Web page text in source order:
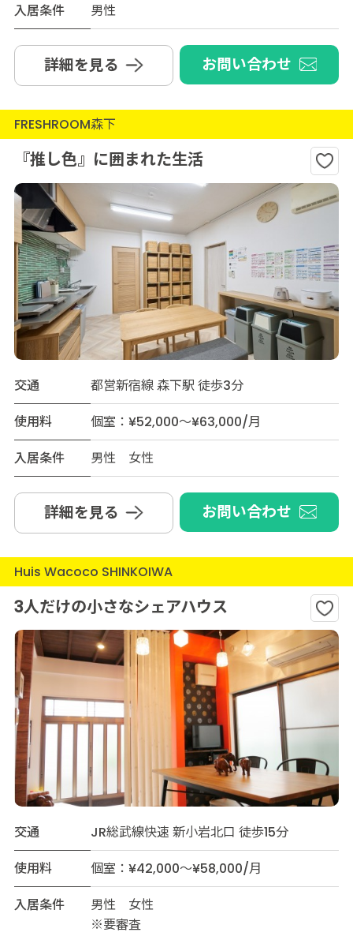
入居条件
男性
詳細を見る お問い合わせ
FRESHROOM森下
『推し色』に囲まれた生活
交通
都営新宿線 森下駅 徒歩3分
使用料
個室：¥52,000～¥63,000/月
入居条件
男性 女性
詳細を見る お問い合わせ
Huis Wacoco SHINKOIWA
3人だけの小さなシェアハウス
交通
JR総武線快速 新小岩北口 徒歩15分
使用料
個室：¥42,000～¥58,000/月
入居条件
男性 女性
※要審査